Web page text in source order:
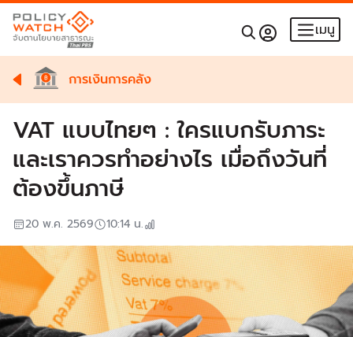
เมนู
การเงินการคลัง
VAT แบบไทยๆ : ใครแบกรับภาระ
และเราควรทำอย่างไร เมื่อถึงวันที่
ต้องขึ้นภาษี
20 พ.ค. 2569 10:14 น.